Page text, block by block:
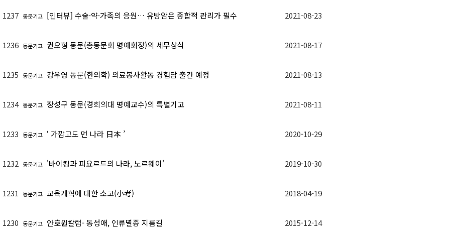
1237 동문기고 [인터뷰] 수술·약·가족의 응원… 유방암은 종합적 관리가 필수 2021-08-23
1236 동문기고 권오형 동문(총동문회 명예회장)의 세무상식 2021-08-17
1235 동문기고 강우영 동문(한의학) 의료봉사활동 경험담 출간 예정 2021-08-13
1234 동문기고 장성구 동문(경희의대 명예교수)의 특별기고 2021-08-11
1233 동문기고 ‘ 가깝고도 먼 나라 日本 ’ 2020-10-29
1232 동문기고 '바이킹과 피요르드의 나라, 노르웨이' 2019-10-30
1231 동문기고 교육개혁에 대한 소고(小考) 2018-04-19
1230 동문기고 안호원칼럼- 동성애, 인류멸종 지름길 2015-12-14